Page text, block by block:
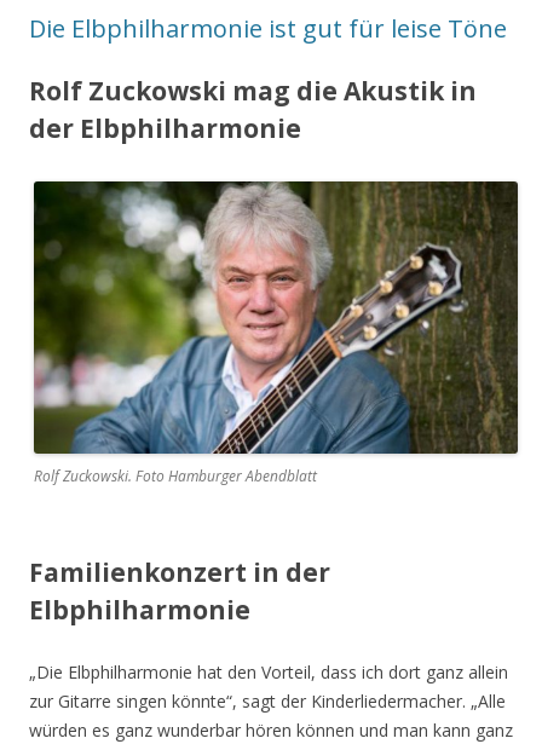
Die Elbphilharmonie ist gut für leise Töne
Rolf Zuckowski mag die Akustik in
der Elbphilharmonie
Rolf Zuckowski. Foto Hamburger Abendblatt
Familienkonzert in der
Elbphilharmonie
„Die Elbphilharmonie hat den Vorteil, dass ich dort ganz allein
zur Gitarre singen könnte“, sagt der Kinderliedermacher. „Alle
würden es ganz wunderbar hören können und man kann ganz